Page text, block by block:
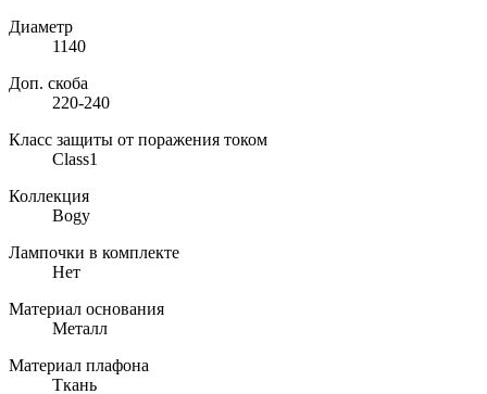
Диаметр
1140
Доп. скоба
220-240
Класс защиты от поражения током
Class1
Коллекция
Bogy
Лампочки в комплекте
Нет
Материал основания
Металл
Материал плафона
Ткань